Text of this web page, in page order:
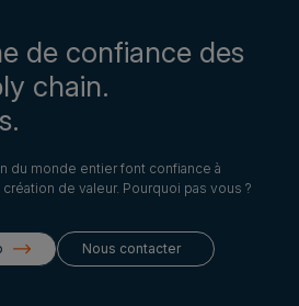
de confiance des
chain.
du monde entier font confiance à
de valeur. Pourquoi pas vous ?
Nous contacter